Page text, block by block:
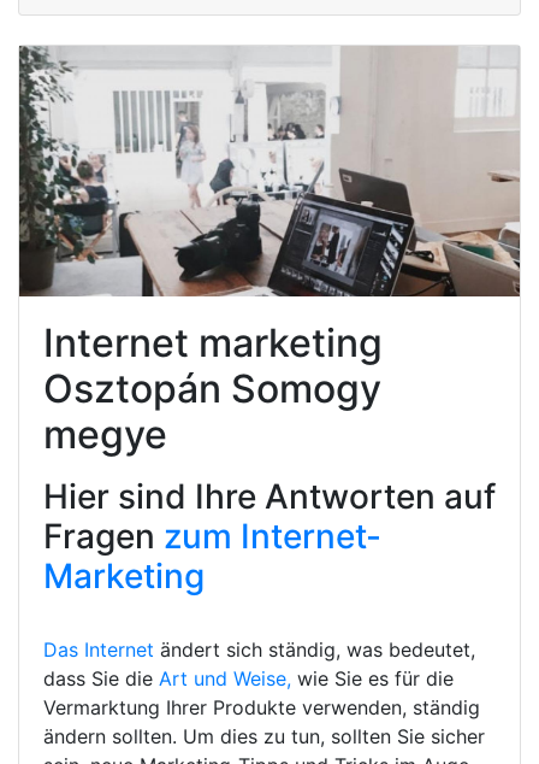
Internet marketing
Osztopán Somogy
megye
Hier sind Ihre Antworten auf
Fragen zum Internet-
Marketing
Das Internet ändert sich ständig, was bedeutet,
dass Sie die Art und Weise, wie Sie es für die
Vermarktung Ihrer Produkte verwenden, ständig
ändern sollten. Um dies zu tun, sollten Sie sicher